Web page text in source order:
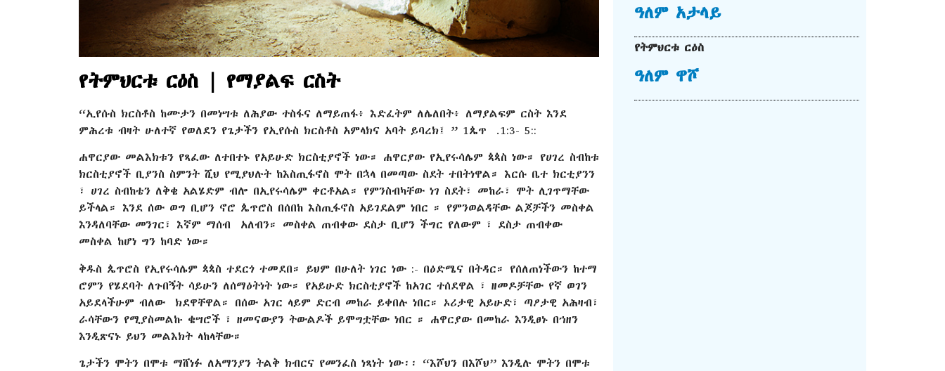
የትምህርቱ ርዕስ | የማያልፍ ርስት
“ኢየሱስ ክርስቶስ ከሙታን በመነሣቱ ለሕያው ተስፋና ለማይጠፋ፥ እድፈትም ለሌለበት፥ ለማያልፍም ርስት እንደ
ምሕረቱ ብዛት ሁለተኛ የወለደን የጌታችን የኢየሱስ ክርስቶስ አምላክና አባት ይባረክ፤ ” 1ጴጥ .1:3- 5::
ሐዋርያው መልእክቱን የጻፈው ለተበተኑ የአይሁድ ክርስቲያኖች ነው። ሐዋርያው የኢየሩሳሌም ጳጳስ ነው። የሀገረ ስብከቱ
ክርስቲያኖች ቢያንስ ስምንት ሺህ የሚያህሉት ከእስጢፋኖስ ሞት በኋላ በመጣው ስደት ተበትነዋል። እርሱ ቤተ ክርቲያንን
፣ ሀገረ ስብከቴን ለቅቄ አልሄድም ብሎ በኢየሩሳሌም ቀርቶአል። የምንስብካቸው ነገ ስደት፣ መከራ፣ ሞት ሊገጥማቸው
ይችላል። እንደ ሰው ወግ ቢሆን ኖሮ ጴጥሮስ በሰበከ እስጢፋኖስ አይገደልም ነበር ። የምንወልዳቸው ልጆቻችን መስቀል
እንዳለባቸው መንገር፣ እኛም ማሰብ አለብን። መስቀል ጠብቀው ደስታ ቢሆን ችግር የለውም ፣ ደስታ ጠብቀው
መስቀል ከሆነ ግን ከባድ ነው።
ቅዱስ ጴጥሮስ የኢየሩሳሌም ጳጳስ ተደርጎ ተመደበ። ይህም በሁለት ነገር ነው :- በዕድሜና በትዳር። የሰለጠነችውን ከተማ
ሮምን የሄደባት ለጉበኝት ሳይሁን ለሰማዕትነት ነው። የአይሁድ ክርስቲያኖች ከአገር ተሰደዋል ፣ ዘመዶቻቸው የኛ ወገን
አይደላችሁም ብለው ክደዋቸዋል። በሰው አገር ላይም ድርብ መከራ ይቀበሉ ነበር። ኦሪታዊ አይሁድ፣ ጣዖታዊ አሕዛብ፣
ራሳቸውን የሚያስመልኩ ቄሣሮች ፣ ዘመናውያን ትውልዶች ይሞግቷቸው ነበር ። ሐዋርያው በመከራ እንዲፀኑ በኀዘን
እንዲጽናኑ ይህን መልእክት ላከላቸው።
ጌታችን ሞትን በሞቱ ማሸነፉ ለአማንያን ትልቅ ክብርና የመንፈስ ነጻነት ነው፡፡ “እሾህን በእሾህ” እንዲሉ ሞትን በሞቱ
ዓለም አታላይ
የትምህርቱ ርዕስ
ዓለም ዋሾ